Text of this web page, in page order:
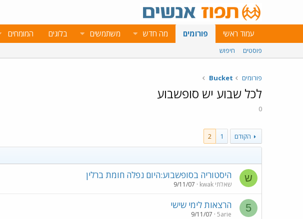
עמוד ראשי פורומים מה חדש משתמשים בלוגים המומחים
פוסטים חיפוש
פורומים Bucket
לכל שבוע יש סופשבוע
0
הקודם 1
2
ש היסטוריה בסופשבוע:היום נפלה חומת ברלין
שאלתי kwak 9/11/07
5 הרצאות לימי שישי
5arie
9/11/07